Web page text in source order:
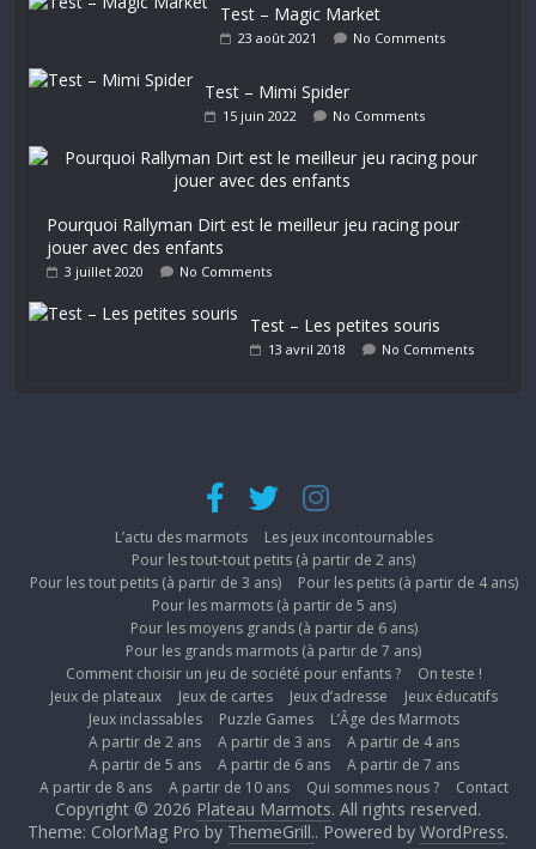
Test – Magic Market
23 août 2021 No Comments
Test – Mimi Spider
15 juin 2022 No Comments
Pourquoi Rallyman Dirt est le meilleur jeu racing pour
jouer avec des enfants
3 juillet 2020 No Comments
Test – Les petites souris
13 avril 2018 No Comments
L’actu des marmots
Les jeux incontournables
Pour les tout-tout petits (à partir de 2 ans)
Pour les tout petits (à partir de 3 ans)
Pour les petits (à partir de 4 ans)
Pour les marmots (à partir de 5 ans)
Pour les moyens grands (à partir de 6 ans)
Pour les grands marmots (à partir de 7 ans)
Comment choisir un jeu de société pour enfants ?
On teste !
Jeux de plateaux
Jeux de cartes Jeux d’adresse
Jeux éducatifs
Jeux inclassables
Puzzle Games
L’Âge des Marmots
A partir de 2 ans
A partir de 3 ans
A partir de 4 ans
A partir de 5 ans
A partir de 6 ans
A partir de 7 ans
A partir de 8 ans
A partir de 10 ans Qui sommes nous ? Contact
Copyright © 2026 Plateau Marmots. All rights reserved.
Theme: ColorMag Pro by ThemeGrill.. Powered by WordPress.